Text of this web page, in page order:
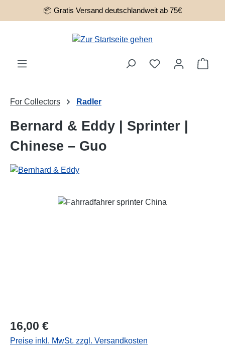
Zum Hauptinhalt springen
📦 Gratis Versand deutschlandweit ab 75€
For Collectors Radler
Bernard & Eddy | Sprinter |
Chinese – Guo
Bildergalerie überspringen
Regulärer Preis:
16,00 €
Preise inkl. MwSt. zzgl. Versandkosten